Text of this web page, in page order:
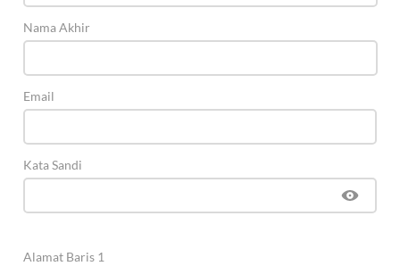
Nama Akhir
Email
Kata Sandi
Alamat Baris 1